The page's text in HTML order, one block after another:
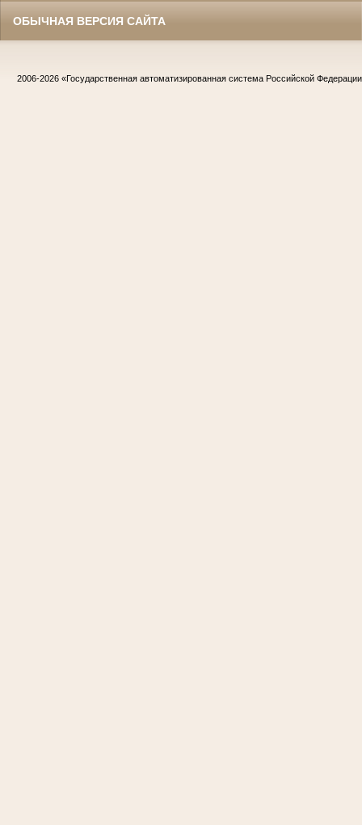
ОБЫЧНАЯ ВЕРСИЯ САЙТА
2006-2026 «Государственная автоматизированная система Российской